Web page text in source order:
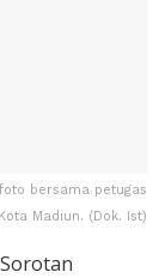
bersama petugas
Madiun. (Dok. Ist)
Sorotan